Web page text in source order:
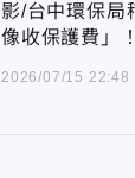
影/台中環保局
像收保護費」
2026/07/15 22:48